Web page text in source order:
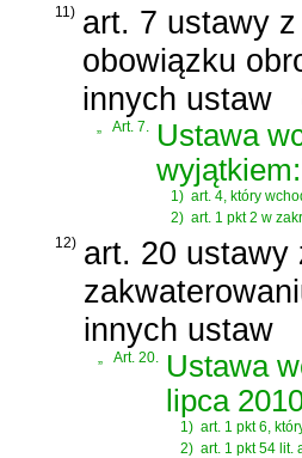
11) art. 7 ustawy
obowiązku
innych ustaw
„ Art. 7. Ustawa
wyjątkiem:
1) art. 4, który
2) art. 1 pkt 2 w
12) art. 20 ustawy
innych ustaw
„ Art. 20. Ustawa
lipca
1) art. 1 pkt 6,
2) art. 1 pkt 54 lit.